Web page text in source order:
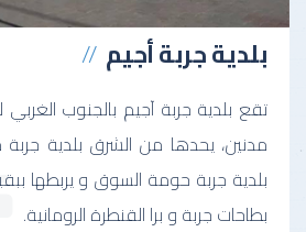
بلدية جربة أجيم
تقع بلدية جربة آجيم بالجنوب
مدنين، يحدها من الشرق بلدية
بلدية جربة حومة السوق و يربطها
بطاحات جربة و برا القنطرة الرومانية.